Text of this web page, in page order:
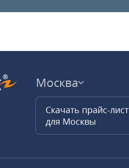
Москва
Скачать прайс-лист
для Москвы